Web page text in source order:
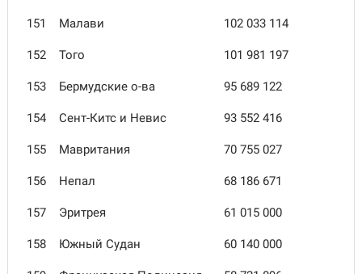
151 Малави 102 033 114
152 Того 101 981 197
153 Бермудские о-ва 95 689 122
154 Сент-Китс и Невис 93 552 416
155 Мавритания 70 755 027
156 Непал 68 186 671
157 Эритрея 61 015 000
158 Южный Судан 60 140 000